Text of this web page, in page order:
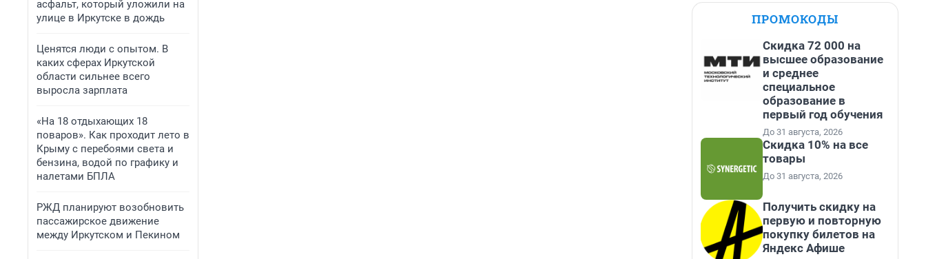
асфальт, который уложили на
улице в Иркутске в дождь
Ценятся люди с опытом. В
каких сферах Иркутской
области сильнее всего
выросла зарплата
«На 18 отдыхающих 18
поваров». Как проходит лето в
Крыму с перебоями света и
бензина, водой по графику и
налетами БПЛА
РЖД планируют возобновить
пассажирское движение
между Иркутском и Пекином
ПРОМОКОДЫ
Скидка 72 000 на
высшее образование
и среднее
специальное
образование в
первый год обучения
До 31 августа, 2026
Скидка 10% на все
товары
До 31 августа, 2026
Получить скидку на
первую и повторную
покупку билетов на
Яндекс Афише